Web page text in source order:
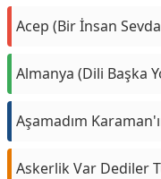
Acep (Bir İnsan
Almanya (Dili Başka
Aşamadım
Askerlik Var Dediler